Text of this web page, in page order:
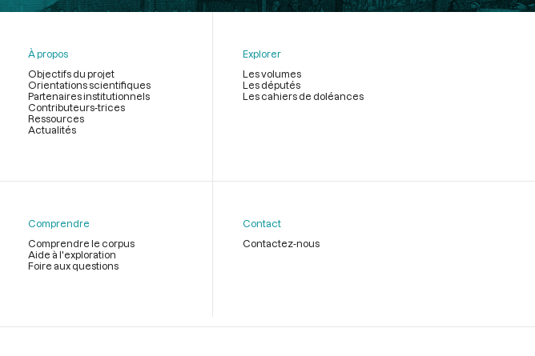
page
À propos
Objectifs du projet
Orientations scientifiques
Partenaires institutionnels
Contributeurs-trices
Ressources
Actualités
Explorer
Les volumes
Les députés
Les cahiers de doléances
Comprendre
Comprendre le corpus
Aide à l'exploration
Foire aux questions
Contact
Contactez-nous